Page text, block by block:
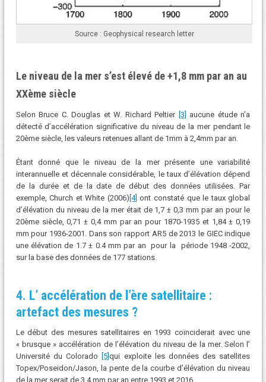
Source : Geophysical research letter
Le niveau de la mer s’est élevé de +1,8 mm par an au
XXème siècle
Selon Bruce C. Douglas et W. Richard Peltier [3]
aucune étude n’a
détecté d’accélération significative du niveau de la mer pendant le
20ème siècle, les valeurs retenues allant de 1mm à 2,4mm par an.
Étant donné que le niveau de la mer présente une variabilité
interannuelle et décennale considérable, le taux d’élévation dépend
de la durée et de la date de début des données utilisées. Par
exemple, Church et White (2006) [4] ont constaté que le taux global
d’élévation du niveau de la mer était de 1,7 ± 0,3 mm par an pour le
20ème siècle, 0,71 ± 0,4 mm par an pour 1870-1935 et 1,84 ± 0,19
mm pour 1936-2001. Dans son rapport AR5 de 2013 le GIEC indique
une élévation de 1.7 ± 0.4 mm par an pour la période 1948 -2002,
sur la base des données de 177 stations.
4. L’ accélération de l’ère satellitaire :
artefact des mesures ?
Le début des mesures satellitaires en 1993 coïnciderait avec une
« brusque » accélération de l’élévation du niveau de la mer. Selon l’
Université du Colorado [5]qui exploite les données des satellites
Topex/Poseidon/Jason, la pente de la courbe d’élévation du niveau
de la mer serait de 3,4 mm par an entre 1993 et 2016.